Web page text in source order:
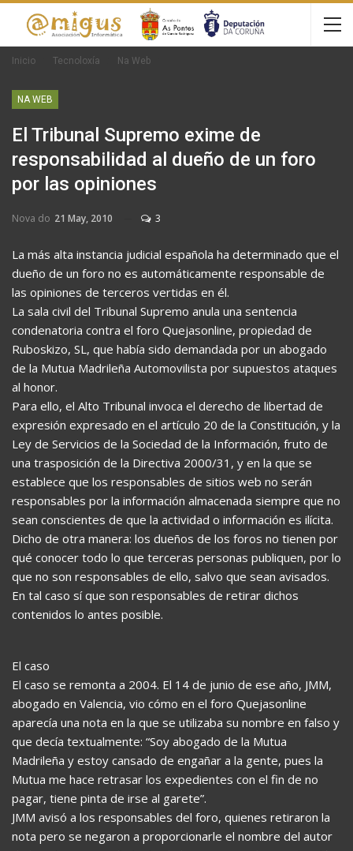
Inicio Tecnoloxía Na Web
NA WEB
El Tribunal Supremo exime de
responsabilidad al dueño de un foro
por las opiniones
Nova do 21 May, 2010 3
La más alta instancia judicial española ha determinado que el
dueño de un foro no es automáticamente responsable de
las opiniones de terceros vertidas en él.
La sala civil del Tribunal Supremo anula una sentencia
condenatoria contra el foro Quejasonline, propiedad de
Ruboskizo, SL, que había sido demandada por un abogado
de la Mutua Madrileña Automovilista por supuestos ataques
al honor.
Para ello, el Alto Tribunal invoca el derecho de libertad de
expresión expresado en el artículo 20 de la Constitución, y la
Ley de Servicios de la Sociedad de la Información, fruto de
una trasposición de la Directiva 2000/31, y en la que se
establece que los responsables de sitios web no serán
responsables por la información almacenada siempre que no
sean conscientes de que la actividad o información es ilícita.
Dicho de otra manera: los dueños de los foros no tienen por
qué conocer todo lo que terceras personas publiquen, por lo
que no son responsables de ello, salvo que sean avisados.
En tal caso sí que son responsables de retirar dichos
contenidos lo antes posible.
El caso
El caso se remonta a 2004. El 14 de junio de ese año, JMM,
abogado en Valencia, vio cómo en el foro Quejasonline
aparecía una nota en la que se utilizaba su nombre en falso y
que decía textualmente: “Soy abogado de la Mutua
Madrileña y estoy cansado de engañar a la gente, pues la
Mutua me hace retrasar los expedientes con el fin de no
pagar, tiene pinta de irse al garete”.
JMM avisó a los responsables del foro, quienes retiraron la
nota pero se negaron a proporcionarle el nombre del autor